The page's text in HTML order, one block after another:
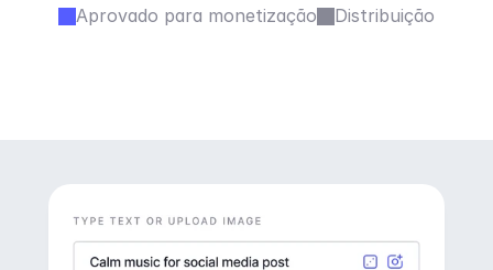
Aprovado para monetização
Distribuição